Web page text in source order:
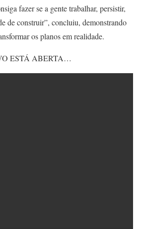
fazer se a gente trabalhar, persistir,
de construir”, concluiu, demonstrando
os planos em realidade.
ESTÁ ABERTA…